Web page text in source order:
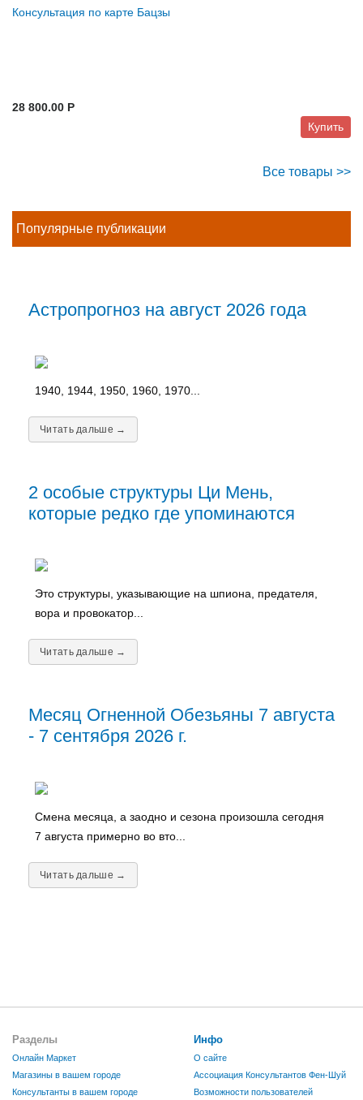
Консультация по карте Бацзы
28 800.00 P
Купить
Все товары >>
Популярные публикации
Астропрогноз на август 2026 года
1940, 1944, 1950, 1960, 1970...
Читать дальше →
2 особые структуры Ци Мень,
которые редко где упоминаются
Это структуры, указывающие на шпиона, предателя,
вора и провокатор...
Читать дальше →
Месяц Огненной Обезьяны 7 августа
- 7 сентября 2026 г.
Смена месяца, а заодно и сезона произошла сегодня
7 августа примерно во вто...
Читать дальше →
Разделы
Онлайн Маркет
Магазины в вашем городе
Консультанты в вашем городе
Инфо
О сайте
Ассоциация Консультантов Фен-Шуй
Возможности пользователей